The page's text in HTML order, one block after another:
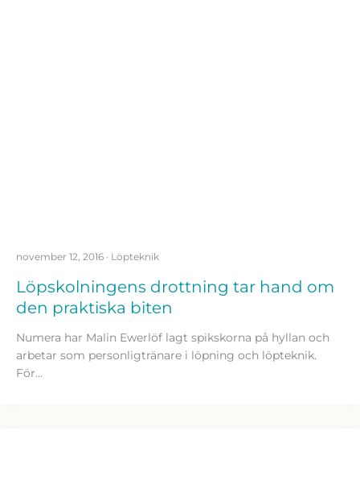
november 12, 2016 · Löpteknik
Löpskolningens drottning tar hand om
den praktiska biten
Numera har Malin Ewerlöf lagt spikskorna på hyllan och
arbetar som personligtränare i löpning och löpteknik.
För…